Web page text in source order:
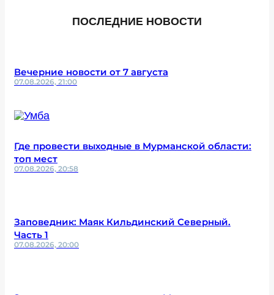
ПОСЛЕДНИЕ НОВОСТИ
Вечерние новости от 7 августа
07.08.2026, 21:00
Где провести выходные в Мурманской области:
топ мест
07.08.2026, 20:58
Заповедник: Маяк Кильдинский Северный.
Часть 1
07.08.2026, 20:00